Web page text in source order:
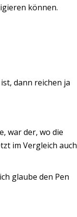
können.
dann reichen ja
war der, wo die
im Vergleich auch
glaube den Pen